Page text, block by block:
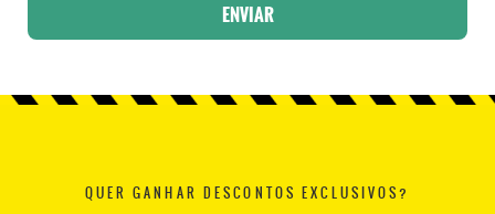
ENVIAR
QUER GANHAR DESCONTOS EXCLUSIVOS?